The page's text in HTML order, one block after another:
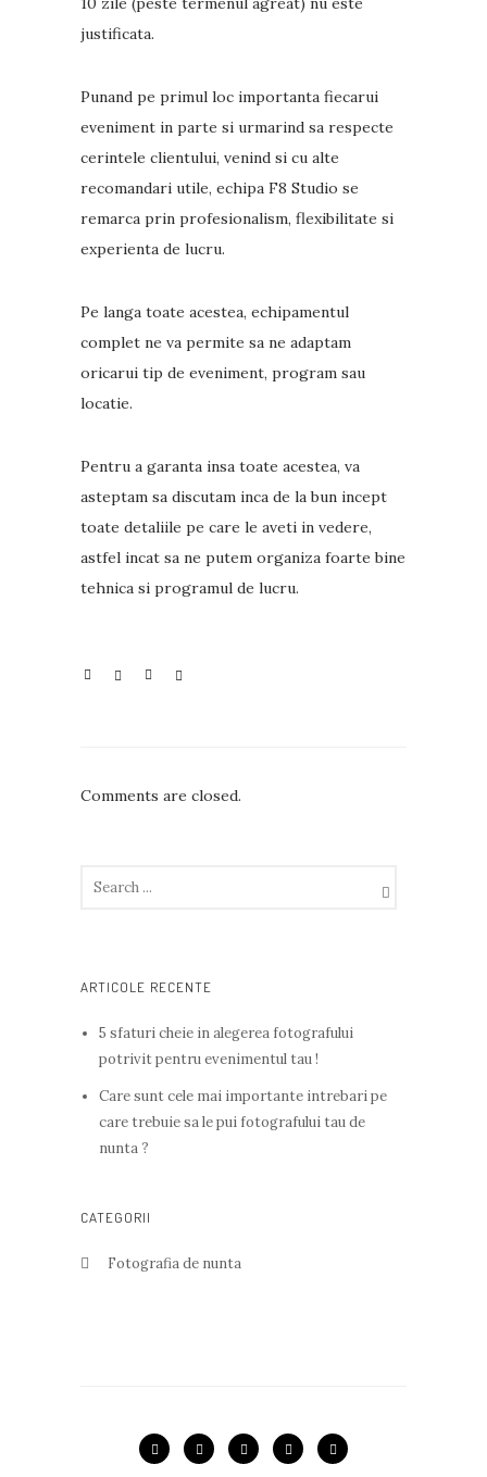
justificata.
Punand pe primul loc importanta fiecarui
eveniment in parte si urmarind sa respecte
cerintele clientului, venind si cu alte
recomandari utile, echipa F8 Studio se
remarca prin profesionalism, flexibilitate si
experienta de lucru.
Pe langa toate acestea, echipamentul
complet ne va permite sa ne adaptam
oricarui tip de eveniment, program sau
locatie.
Pentru a garanta insa toate acestea, va
asteptam sa discutam inca de la bun incept
toate detaliile pe care le aveti in vedere,
astfel incat sa ne putem organiza foarte bine
tehnica si programul de lucru.
Comments are closed.
ARTICOLE RECENTE
5 sfaturi cheie in alegerea fotografului
potrivit pentru evenimentul tau !
Care sunt cele mai importante intrebari pe
care trebuie sa le pui fotografului tau de
nunta ?
CATEGORII
Fotografia de nunta